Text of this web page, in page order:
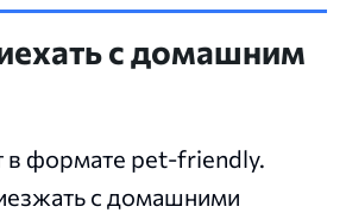
с домашним
в формате pet-friendly.
с домашними